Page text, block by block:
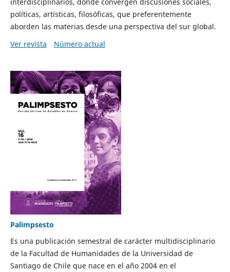
políticas, artísticas, filosóficas, que preferentemente
aborden las materias desde una perspectiva del sur global.
Ver revista
Número actual
Palimpsesto
Es una publicación semestral de carácter multidisciplinario
de la Facultad de Humanidades de la Universidad de
Santiago de Chile que nace en el año 2004 en el